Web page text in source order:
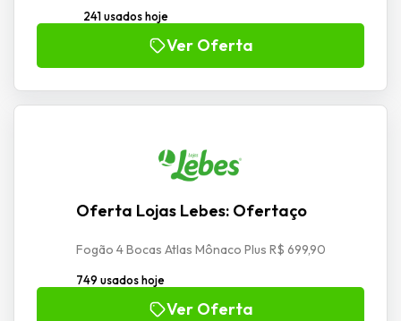
241 usados hoje
Ver Oferta
Oferta Lojas Lebes: Ofertaço
Fogão 4 Bocas Atlas Mônaco Plus R$ 699,90
749 usados hoje
Ver Oferta